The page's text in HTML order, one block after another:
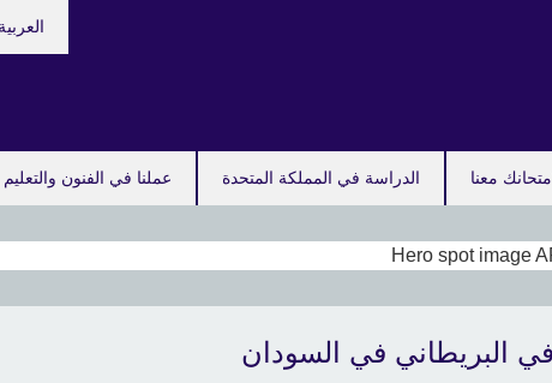
معنا الدراسة في المملكة المتحدة عملنا في الفنون
العربية
البريطاني في السودان